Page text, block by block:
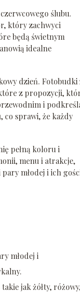
ślubu.
który zachwyci
będą świetnym
idealne
dzień. Fotobudki
z propozycji,
i
co sprawi, że każdy
pełną koloru i
menu i atrakcje,
młodej i ich
młodej i
jak żółty,